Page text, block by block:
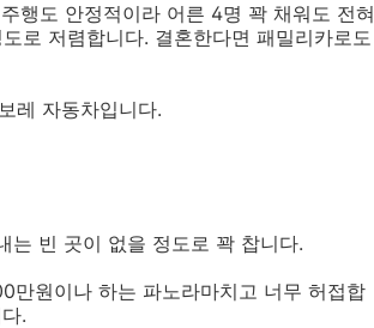
행도 안정적이라 어른 4명 꽉 채워도 전혀
로 저렴합니다. 결혼한다면 패밀리카로도
레 자동차입니다.
는 빈 곳이 없을 정도로 꽉 찹니다.
만원이나 하는 파노라마치고 너무 허접합
.